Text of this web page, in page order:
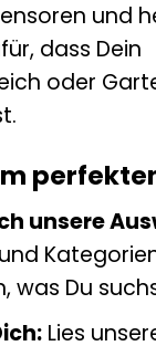
und
dass Dein
oder
unsere
was Du
Lies